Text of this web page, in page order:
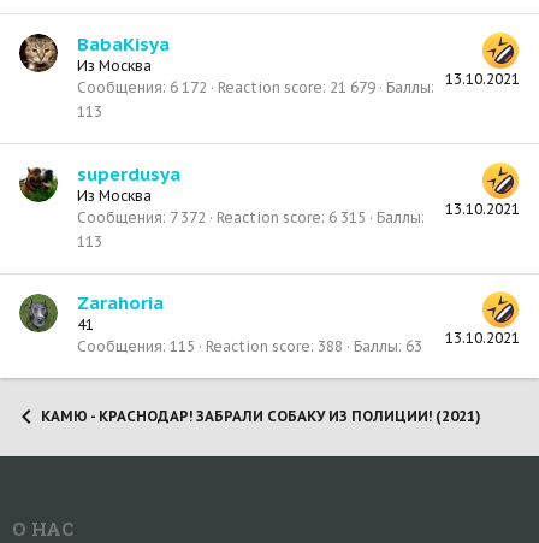
13.10.2021
BabaKisya
Из Москва
Сообщения 6 172 Reaction score 21 679
Баллы
113
13.10.2021
superdusya
Из Москва
Сообщения 7 372 Reaction score 6 315
Баллы
113
13.10.2021
Zarahoria
41
Сообщения 115 Reaction score 388 Баллы 63
КАМЮ - КРАСНОДАР! ЗАБРАЛИ СОБАКУ ИЗ ПОЛИЦИИ! (2021)
О НАС